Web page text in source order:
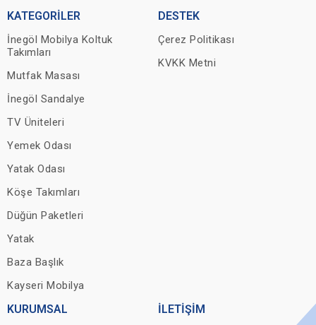
KATEGORİLER
İnegöl Mobilya Koltuk
Takımları
Mutfak Masası
İnegöl Sandalye
TV Üniteleri
Yemek Odası
Yatak Odası
Köşe Takımları
Düğün Paketleri
Yatak
Baza Başlık
Kayseri Mobilya
DESTEK
Çerez Politikası
KVKK Metni
KURUMSAL İLETİŞİM